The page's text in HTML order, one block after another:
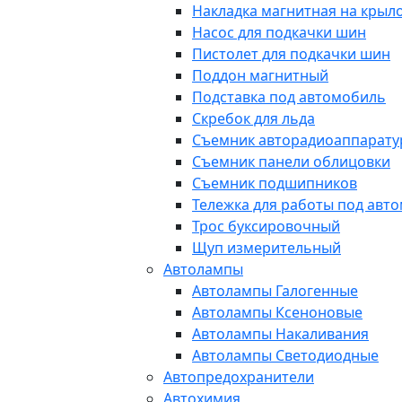
Накладка магнитная на
Насос для подкачки шин
Пистолет для подкачки шин
Поддон магнитный
Подставка под автомобиль
Скребок для льда
Съемник
Съемник панели облицовки
Съемник подшипников
Тележка для работы под
Трос буксировочный
Щуп измерительный
Автолампы
Автолампы Галогенные
Автолампы Ксеноновые
Автолампы Накаливания
Автолампы Светодиодные
Автопредохранители